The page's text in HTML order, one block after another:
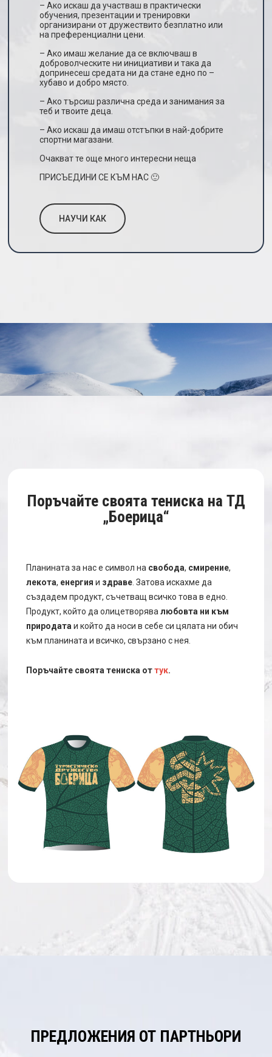
– Ако искаш да участваш в практически
обучения, презентации и тренировки
организирани от дружествито безплатно или
на преференциални цени.
– Ако имаш желание да се включваш в
доброволческите ни инициативи и така да
допринесеш средата ни да стане едно по –
хубаво и добро място.
– Ако търсиш различна среда и занимания за
теб и твоите деца.
– Ако искаш да имаш отстъпки в най-добрите
спортни магазани.
Очакват те още много интересни неща
ПРИСЪЕДИНИ СЕ КЪМ НАС 🙂
НАУЧИ КАК
Поръчайте своята тениска на ТД
„Боерица“
Планината за нас е символ на свобода, смирение,
лекота, енергия и здраве. Затова искахме да
създадем продукт, съчетващ всичко това в едно.
Продукт, който да олицетворявалюбовта ни към
природатаи който да носи в себе си цялата ни обич
към планината и всичко, свързано с нея.
Поръчайте своята тениска оттук.
ПРЕДЛОЖЕНИЯ ОТ ПАРТНЬОРИ